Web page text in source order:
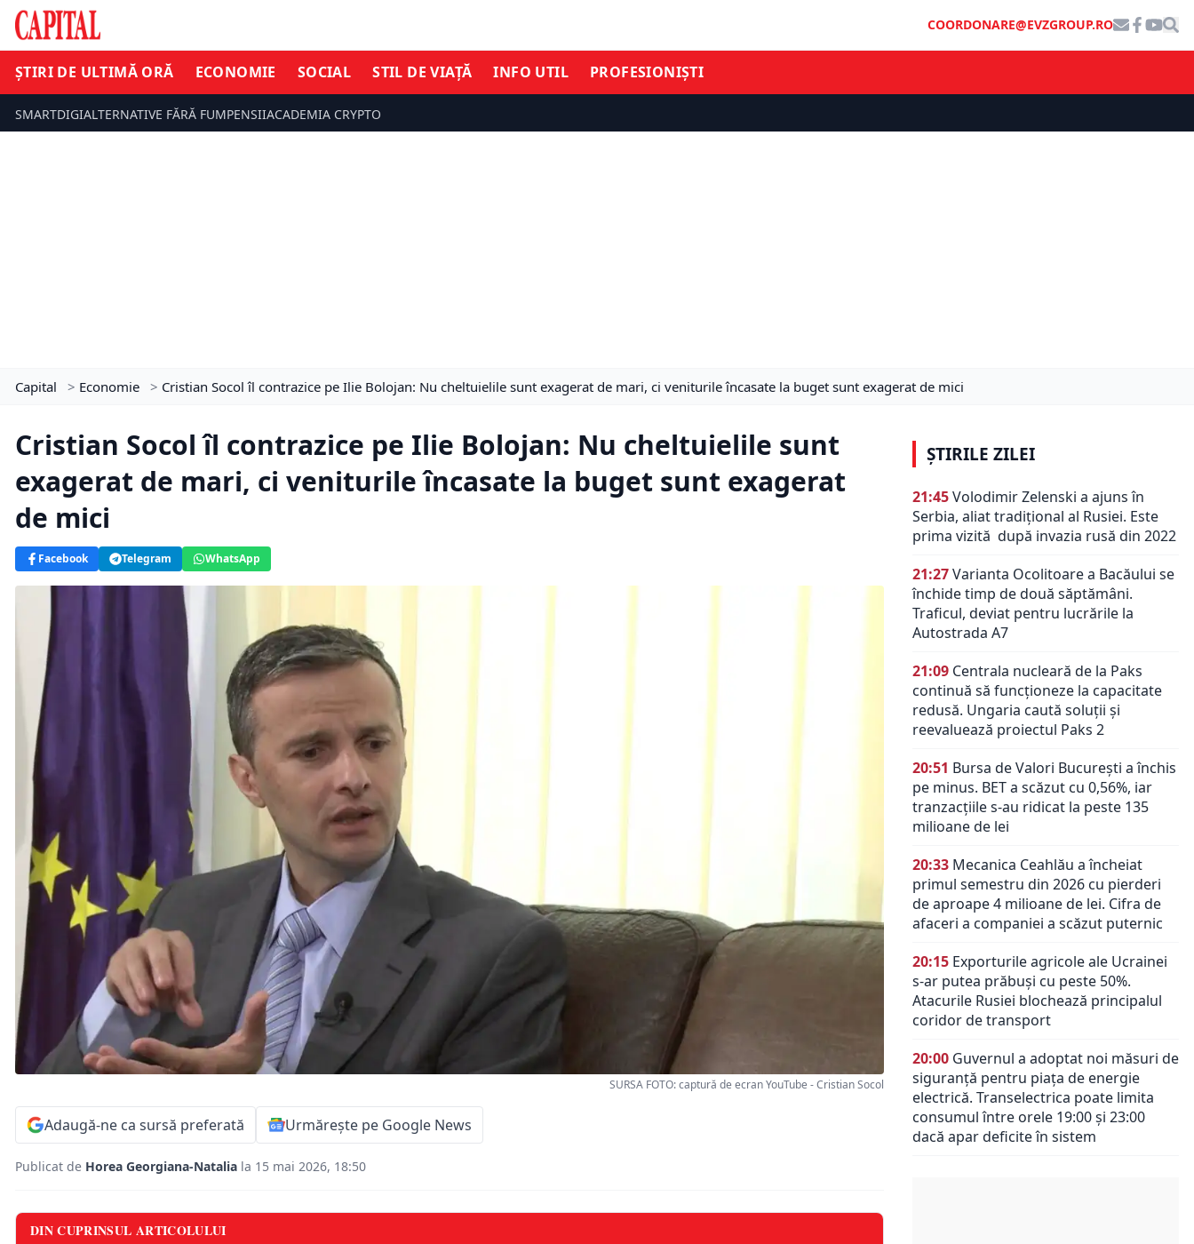
COORDONARE@EVZGROUP.RO
ȘTIRI DE ULTIMĂ ORĂ ECONOMIE SOCIAL STIL DE VIAȚĂ INFO UTIL PROFESIONIȘTI
SMARTDIGIALTERNATIVE FĂRĂ FUMPENSIIACADEMIA CRYPTO
Capital > Economie > Cristian Socol îl contrazice pe Ilie Bolojan: Nu cheltuielile sunt exagerat de mari, ci veniturile încasate la buget sunt exagerat de mici
Cristian Socol îl contrazice pe Ilie Bolojan: Nu cheltuielile sunt
exagerat de mari, ci veniturile încasate la buget sunt exagerat
de mici
Facebook Telegram WhatsApp
SURSA FOTO: captură de ecran YouTube - Cristian Socol
Adaugă-ne ca sursă preferată Urmărește pe Google News
Publicat de Horea Georgiana-Natalia la 15 mai 2026, 18:50
DIN CUPRINSUL ARTICOLULUI
ȘTIRILE ZILEI
21:45Volodimir Zelenski a ajuns în
Serbia, aliat tradiţional al Rusiei. Este
prima vizită după invazia rusă din 2022
21:27Varianta Ocolitoare a Bacăului se
închide timp de două săptămâni.
Traficul, deviat pentru lucrările la
Autostrada A7
21:09 Centrala nucleară de la Paks
continuă să funcționeze la capacitate
redusă. Ungaria caută soluții și
reevaluează proiectul Paks 2
20:51 Bursa de Valori București a închis
pe minus. BET a scăzut cu 0,56%, iar
tranzacțiile s-au ridicat la peste 135
milioane de lei
20:33 Mecanica Ceahlău a încheiat
primul semestru din 2026 cu pierderi
de aproape 4 milioane de lei. Cifra de
afaceri a companiei a scăzut puternic
20:15 Exporturile agricole ale Ucrainei
s-ar putea prăbuși cu peste 50%.
Atacurile Rusiei blochează principalul
coridor de transport
20:00 Guvernul a adoptat noi măsuri de
siguranță pentru piața de energie
electrică. Transelectrica poate limita
consumul între orele 19:00 și 23:00
dacă apar deficite în sistem